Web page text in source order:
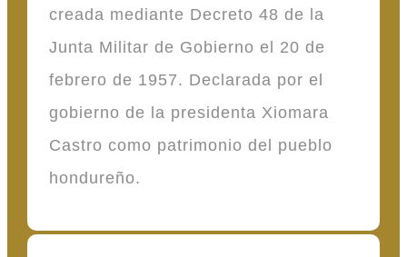
creada mediante Decreto 48 de la
Junta Militar de Gobierno el 20 de
febrero de 1957. Declarada por el
gobierno de la presidenta Xiomara
Castro como patrimonio del pueblo
hondureño.